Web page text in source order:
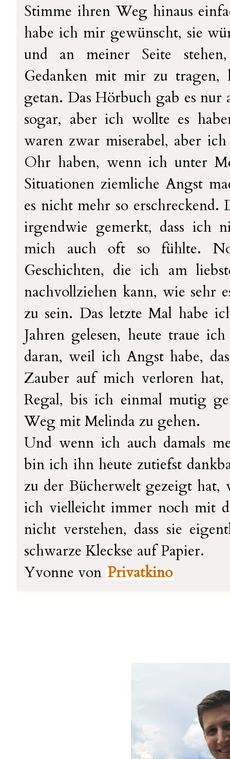
Stimme ihren Weg hinaus
habe ich mir gewünscht, sie
und an meiner Seite
Gedanken mit mir zu tragen,
getan. Das Hörbuch gab es
sogar, aber ich wollte es
waren zwar miserabel, aber
Ohr haben, wenn ich unter
Situationen ziemliche Angst
es nicht mehr so erschreckend.
irgendwie gemerkt, dass ich
mich auch oft so fühlte.
Geschichten, die ich am
nachvollziehen kann, wie sehr
zu sein. Das letzte Mal habe
Jahren gelesen, heute traue
daran, weil ich Angst habe,
Zauber auf mich verloren
Regal, bis ich einmal mutig
Weg mit Melinda zu gehen.
Und wenn ich auch damals
bin ich ihn heute zutiefst
zu der Bücherwelt gezeigt
ich vielleicht immer noch mit
nicht verstehen, dass sie
schwarze Kleckse auf Papier.
Yvonne von Privatkino